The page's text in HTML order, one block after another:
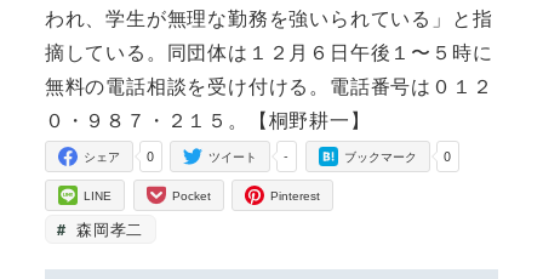
われ、学生が無理な勤務を強いられている」と指
摘している。同団体は１２月６日午後１〜５時に
無料の電話相談を受け付ける。電話番号は０１２
０・９８７・２１５。【桐野耕一】
0
シェア -
ツイート 0
ブックマーク
LINE Pocket Pinterest
森岡孝二